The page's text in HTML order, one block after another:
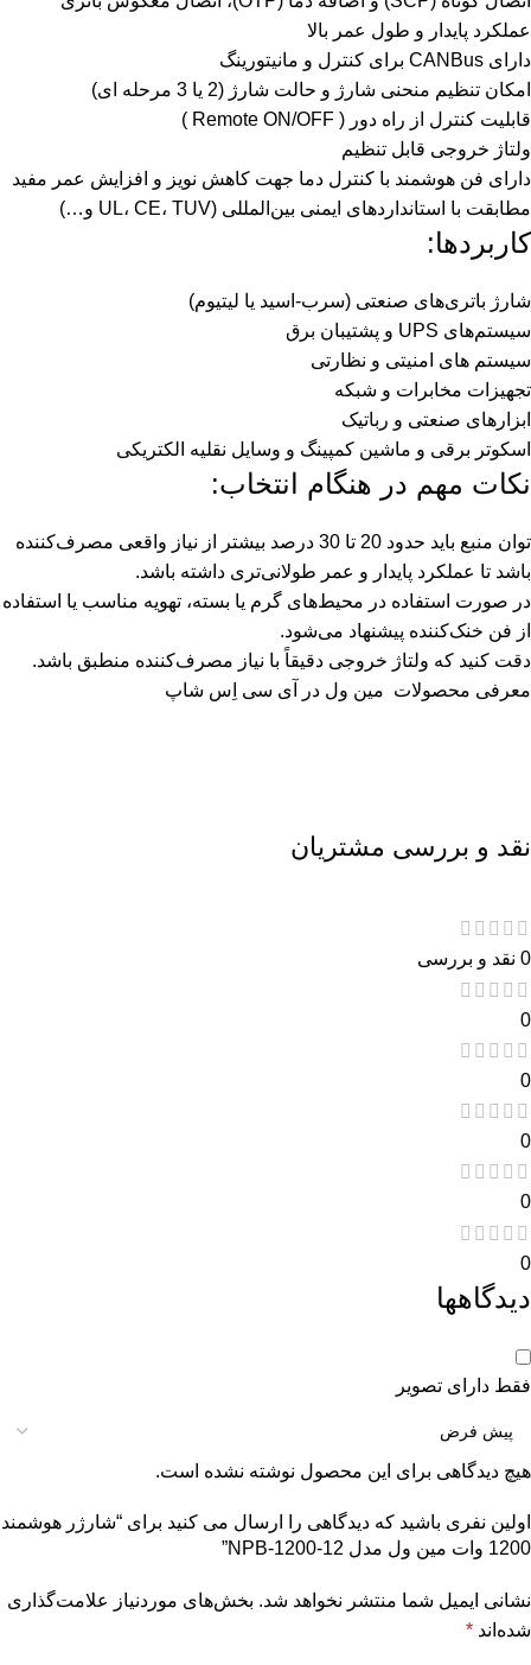
عملکرد پایدار و طول عمر بالا
دارای CANBus برای کنترل و مانیتورینگ
امکان تنظیم منحنی شارژ و حالت شارژ (2 یا 3 مرحله ای)
قابلیت کنترل از راه دور ( Remote ON/OFF )
ولتاژ خروجی قابل تنظیم
دارای فن هوشمند با کنترل دما جهت کاهش نویز و افزایش عمر مفید
مطابقت با استانداردهای ایمنی بین‌المللی (UL، CE، TUV و…)
کاربردها:
شارژ باتری‌های صنعتی (سرب-اسید یا لیتیوم)
سیستم‌های UPS و پشتیبان برق
سیستم های امنیتی و نظارتی
تجهیزات مخابرات و شبکه
ابزارهای صنعتی و رباتیک
اسکوتر برقی و ماشین کمپینگ و وسایل نقلیه الکتریکی
نکات مهم در هنگام انتخاب:
توان منبع باید حدود 20 تا 30 درصد بیشتر از نیاز واقعی مصرف‌کننده
باشد تا عملکرد پایدار و عمر طولانی‌تری داشته باشد.
در صورت استفاده در محیط‌های گرم یا بسته، تهویه مناسب یا استفاده
از فن خنک‌کننده پیشنهاد می‌شود.
دقت کنید که ولتاژ خروجی دقیقاً با نیاز مصرف‌کننده منطبق باشد.
معرفی محصولات مین ول در آی سی اِس شاپ
نقد و بررسی مشتریان
0 نقد و بررسی
0
0
0
0
0
دیدگاهها
فقط دارای تصویر
هیچ دیدگاهی برای این محصول نوشته نشده است.
اولین نفری باشید که دیدگاهی را ارسال می کنید برای “شارژر هوشمند
1200 وات مین ول مدل NPB-1200-12”
نشانی ایمیل شما منتشر نخواهد شد. بخش‌های موردنیاز علامت‌گذاری
شده‌اند *